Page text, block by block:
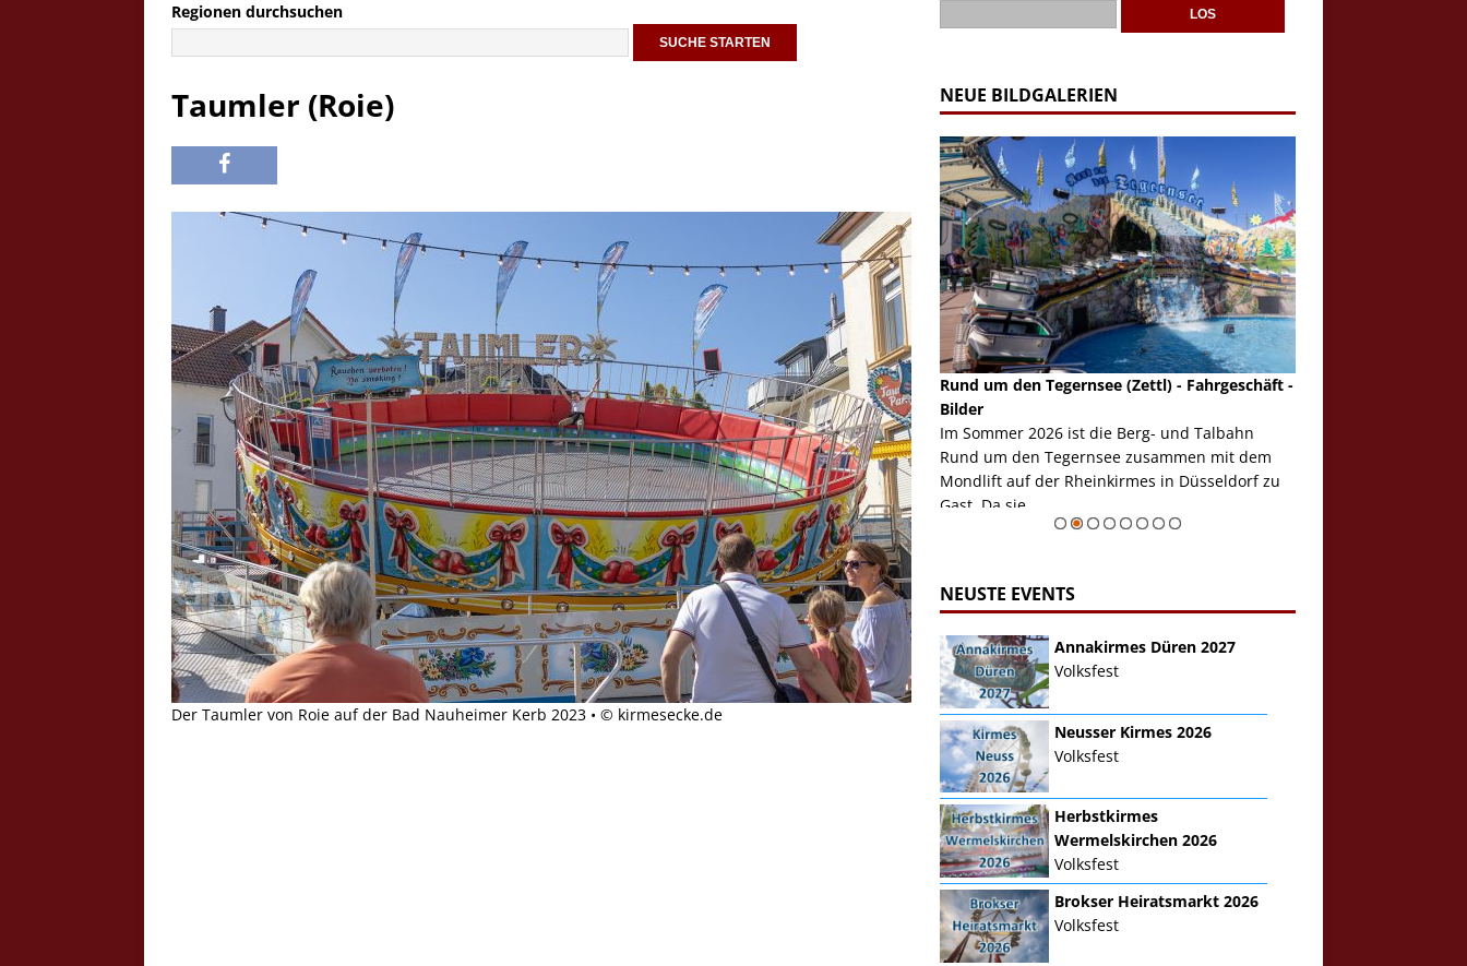
Regionen durchsuchen
Taumler (Roie)
Der Taumler von Roie auf der Bad Nauheimer Kerb 2023 • © kirmesecke.de
NEUE BILDGALERIEN
Rheinkirmes Düsseldorf 2022
Auch im Jahr 2026 immer noch mal einen Blick
Wert, die Rheinkirmes aus dem Jahr 2022. Am
Sonntag Nachmittag waren wir bei herrlichem
Sommerw...
Zur Bildgalerie
Rund um den Tegernsee (Zettl) - Fahrgeschäft -
Bilder
Im Sommer 2026 ist die Berg- und Talbahn
Rund um den Tegernsee zusammen mit dem
Mondlift auf der Rheinkirmes in Düsseldorf zu
Gast. Da sie ...
Crazy Outback (Kollmann) - Laufgeschäft -
Bilder
Schau Dir hier Bilder vom Laufgeschäft "Crazy
Outback" an.
Zur Bildgalerie
NEUSTE EVENTS
Annakirmes Düren 2027
Volksfest
Neusser Kirmes 2026
Volksfest
Herbstkirmes
Wermelskirchen 2026
Volksfest
Brokser Heiratsmarkt 2026
Volksfest